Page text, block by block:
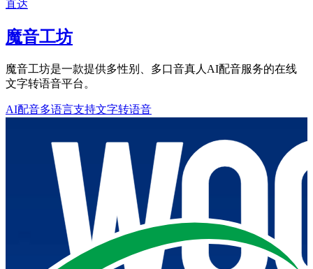
直达
魔音工坊
魔音工坊是一款提供多性别、多口音真人AI配音服务的在线
文字转语音平台。
AI配音多语言支持文字转语音